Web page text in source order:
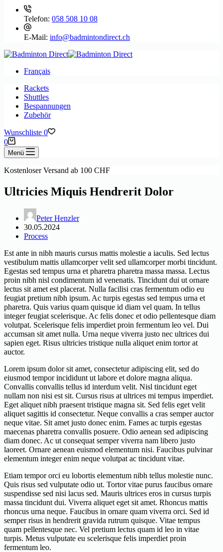
Telefon: 058 508 10 08
E-Mail: info@badmintondirect.ch
Français
Rackets
Shuttles
Bespannungen
Zubehör
Wunschliste 0
Warenkorb
0
Menü
Kostenloser Versand ab 100 CHF
Ultricies Miquis Hendrerit Dolor
Peter Henzler
30.05.2024
Process
Est ante in nibh mauris cursus mattis molestie a iaculis. Sed lectus
vestibulum mattis ullamcorper velit sed ullamcorper morbi tincidunt.
Egestas sed tempus urna et pharetra pharetra massa massa. Lectus
proin nibh nisl condimentum id venenatis. Tincidunt dui ut ornare
lectus sit amet est placerat. Nulla facilisi cras fermentum odio eu
feugiat pretium nibh ipsum. Ac turpis egestas sed tempus urna et
pharetra. Quis varius quam quisque id diam vel quam. In tellus
integer feugiat scelerisque. Ac felis donec et odio pellentesque diam
volutpat. Scelerisque felis imperdiet proin fermentum leo vel. Dui
accumsan sit amet nulla. Urna neque viverra justo nec ultrices dui
sapien eget. Risus ultricies tristique nulla aliquet enim tortor at
auctor.
Lorem ipsum dolor sit amet, consectetur adipiscing elit, sed do
eiusmod tempor incididunt ut labore et dolore magna aliqua.
Convallis convallis tellus id interdum velit. Nisl tincidunt eget
nullam non nisi est sit. Cursus risus at ultrices mi tempus imperdiet.
Eget aliquet nibh praesent tristique magna sit. Sed felis eget velit
aliquet sagittis id consectetur. Neque convallis a cras semper auctor
neque vitae. Sit amet justo donec enim. Fames ac turpis egestas
maecenas pharetra convallis posuere. Odio aenean sed adipiscing
diam donec. Ac ut consequat semper viverra nam libero justo
laoreet. Ornare aenean euismod elementum nisi. Faucibus pulvinar
elementum integer enim neque volutpat ac tincidunt vitae.
Etiam tempor orci eu lobortis elementum nibh tellus molestie nunc.
Quis risus sed vulputate odio ut. Tortor vitae purus faucibus ornare
suspendisse sed nisi lacus sed. Mauris ultrices eros in cursus turpis
massa tincidunt dui. Viverra aliquet eget sit amet. Rhoncus mattis
rhoncus urna neque. Faucibus in ornare quam viverra orci. Sed id
semper risus in hendrerit gravida rutrum quisque. Vitae tempus
quam pellentesque nec. Vel pretium lectus quam id leo in vitae
turpis. Metus vulputate eu scelerisque felis imperdiet proin
fermentum leo.